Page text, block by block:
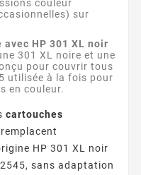
couleur
sur
HP 301 XL noir
301 XL noire et une
pour couvrir tous
utilisée à la fois pour
en couleur.
cartouches
HP 301 XL noir
sans adaptation